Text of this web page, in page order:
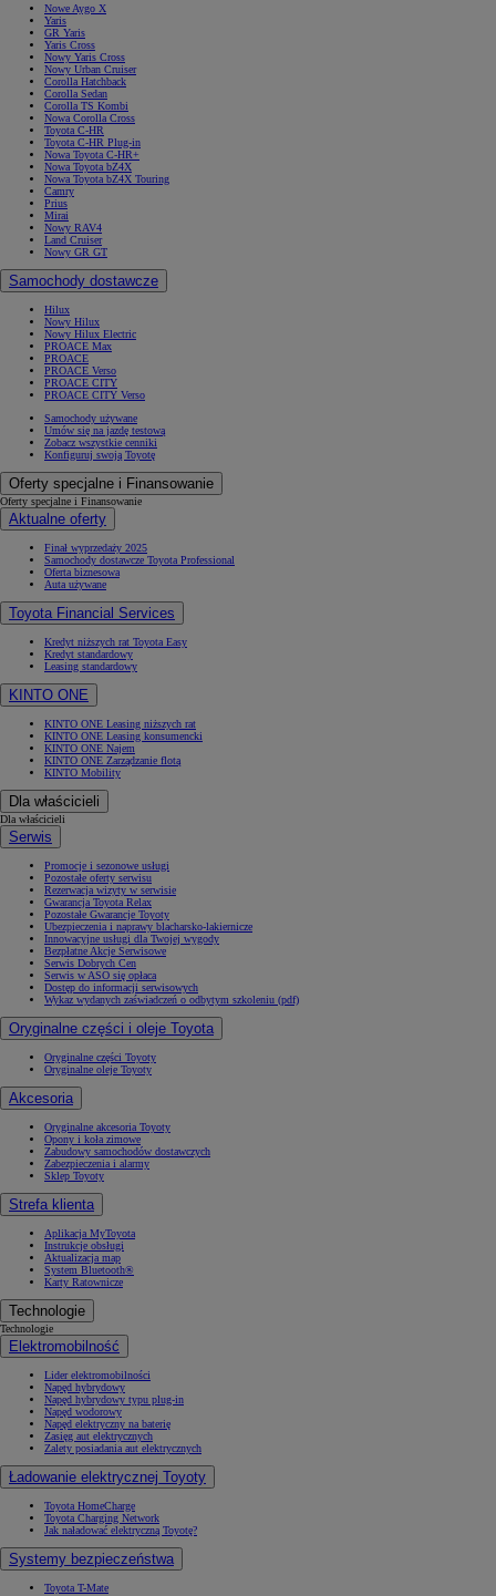
Nowe Aygo X
Yaris
GR Yaris
Yaris Cross
Nowy Yaris Cross
Nowy Urban Cruiser
Corolla Hatchback
Corolla Sedan
Corolla TS Kombi
Nowa Corolla Cross
Toyota C-HR
Toyota C-HR Plug-in
Nowa Toyota C-HR+
Nowa Toyota bZ4X
Nowa Toyota bZ4X Touring
Camry
Prius
Mirai
Nowy RAV4
Land Cruiser
Nowy GR GT
Samochody dostawcze
Hilux
Nowy Hilux
Nowy Hilux Electric
PROACE Max
PROACE
PROACE Verso
PROACE CITY
PROACE CITY Verso
Samochody używane
Umów się na jazdę testową
Zobacz wszystkie cenniki
Konfiguruj swoją Toyotę
Oferty specjalne i Finansowanie
Oferty specjalne i Finansowanie
Aktualne oferty
Finał wyprzedaży 2025
Samochody dostawcze Toyota Professional
Oferta biznesowa
Auta używane
Toyota Financial Services
Kredyt niższych rat Toyota Easy
Kredyt standardowy
Leasing standardowy
KINTO ONE
KINTO ONE Leasing niższych rat
KINTO ONE Leasing konsumencki
KINTO ONE Najem
KINTO ONE Zarządzanie flotą
KINTO Mobility
Dla właścicieli
Dla właścicieli
Serwis
Promocje i sezonowe usługi
Pozostałe oferty serwisu
Rezerwacja wizyty w serwisie
Gwarancja Toyota Relax
Pozostałe Gwarancje Toyoty
Ubezpieczenia i naprawy blacharsko-lakiernicze
Innowacyjne usługi dla Twojej wygody
Bezpłatne Akcje Serwisowe
Serwis Dobrych Cen
Serwis w ASO się opłaca
Dostęp do informacji serwisowych
Wykaz wydanych zaświadczeń o odbytym szkoleniu (pdf)
Oryginalne części i oleje Toyota
Oryginalne części Toyoty
Oryginalne oleje Toyoty
Akcesoria
Oryginalne akcesoria Toyoty
Opony i koła zimowe
Zabudowy samochodów dostawczych
Zabezpieczenia i alarmy
Sklep Toyoty
Strefa klienta
Aplikacja MyToyota
Instrukcje obsługi
Aktualizacja map
System Bluetooth®
Karty Ratownicze
Technologie
Technologie
Elektromobilność
Lider elektromobilności
Napęd hybrydowy
Napęd hybrydowy typu plug-in
Napęd wodorowy
Napęd elektryczny na baterię
Zasięg aut elektrycznych
Zalety posiadania aut elektrycznych
Ładowanie elektrycznej Toyoty
Toyota HomeCharge
Toyota Charging Network
Jak naładować elektryczną Toyotę?
Systemy bezpieczeństwa
Toyota T-Mate